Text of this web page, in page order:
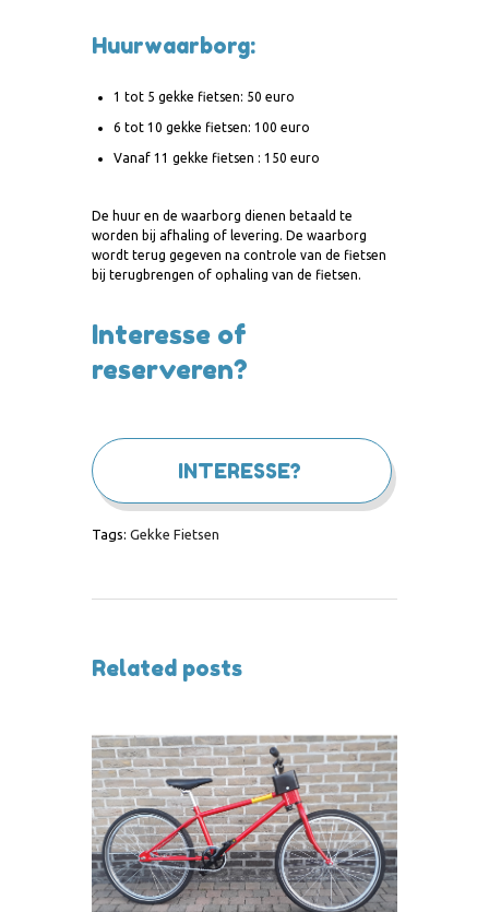
Huurwaarborg:
1 tot 5 gekke fietsen: 50 euro
6 tot 10 gekke fietsen: 100 euro
Vanaf 11 gekke fietsen : 150 euro
De huur en de waarborg dienen betaald te
worden bij afhaling of levering. De waarborg
wordt terug gegeven na controle van de fietsen
bij terugbrengen of ophaling van de fietsen.
Interesse of
reserveren?
INTERESSE?
Tags: Gekke Fietsen
Related posts